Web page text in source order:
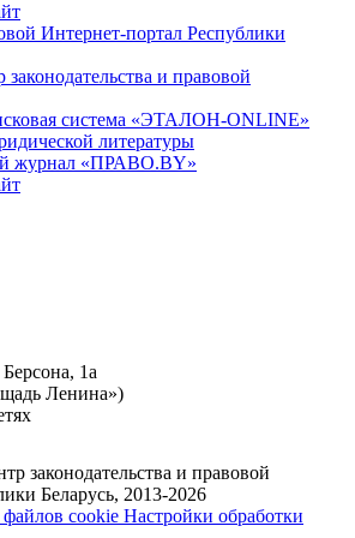
Интернет-портал Республики
и правовой
система «ЭТАЛОН-ONLINE»
литературы
журнал «ПРАВО.BY»
1а
Ленина»)
законодательства и правовой
Беларусь, 2013-2026
cookie Настройки обработки